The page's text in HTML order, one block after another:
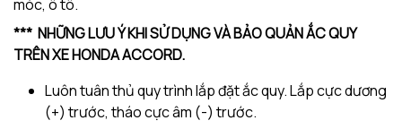
móc, ô tô.
*** NHỮNG LƯU Ý KHI SỬ DỤNG VÀ BẢO QUẢN ẮC QUY
TRÊN XEHONDA ACCORD.
Luôn tuân thủ quy trình lắp đặt ắc quy. Lắp cực dương
(+) trước, tháo cực âm (-) trước.